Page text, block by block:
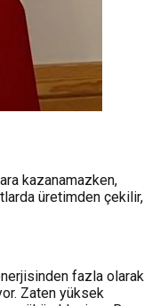
kazanamazken,
üretimden çekilir,
fazla olarak
Zaten yüksek